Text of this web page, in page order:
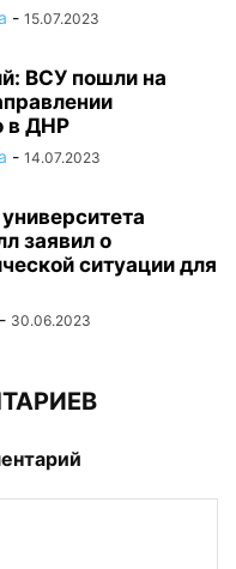
- 15.07.2023
ВСУ пошли на
в ДНР
- 14.07.2023
заявил о
ситуации для
- 30.06.2023